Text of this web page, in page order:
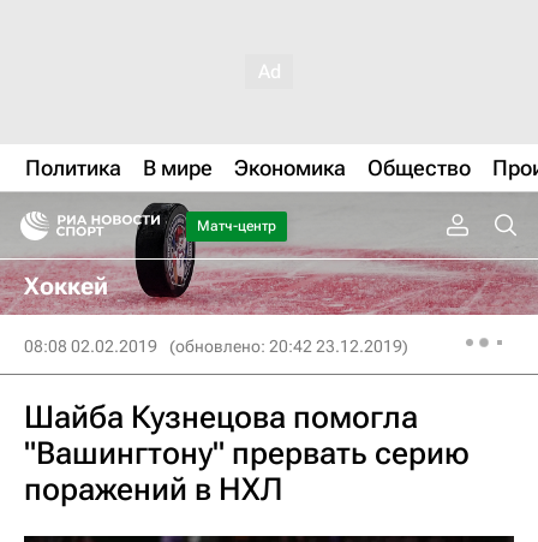
Политика В мире Экономика Общество
Матч-центр
Хоккей
08:08 02.02.2019 (обновлено: 20:42 23.12.2019)
Шайба Кузнецова помогла
"Вашингтону" прервать серию
поражений в НХЛ